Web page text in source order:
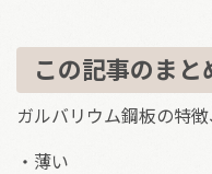
この記事のまと
ガルバリウム鋼板の特
・薄い